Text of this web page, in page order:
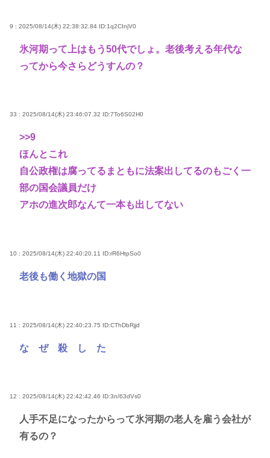
9 : 2025/08/14(木) 22:38:32.84 ID:1q2CInjV0
氷河期って上はもう50代でしょ。老後考える年代な
ってから今さらどうすんの？
33 : 2025/08/14(木) 23:46:07.32 ID:7To6S02H0
>>9
ほんとこれ
自公政権は腐ってるまともに法案出してるのもごく一
部の国会議員だけ
アホの進次郎なんて一本も出してない
10 : 2025/08/14(木) 22:40:20.11 ID:rR6HtpSo0
老後も働く地獄の国
11 : 2025/08/14(木) 22:40:23.75 ID:CThDbRjjd
な ぜ 殺 し た
12 : 2025/08/14(木) 22:42:42.46 ID:3n/63dVs0
人手不足になったからって氷河期の老人を雇う会社が
有るの？